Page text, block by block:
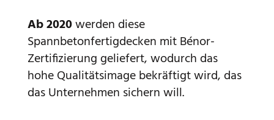
Ab 2020werden diese
Spannbetonfertigdecken mit Bénor-
Zertifizierung geliefert, wodurch das
hohe Qualitätsimage bekräftigt wird, das
das Unternehmen sichern will.